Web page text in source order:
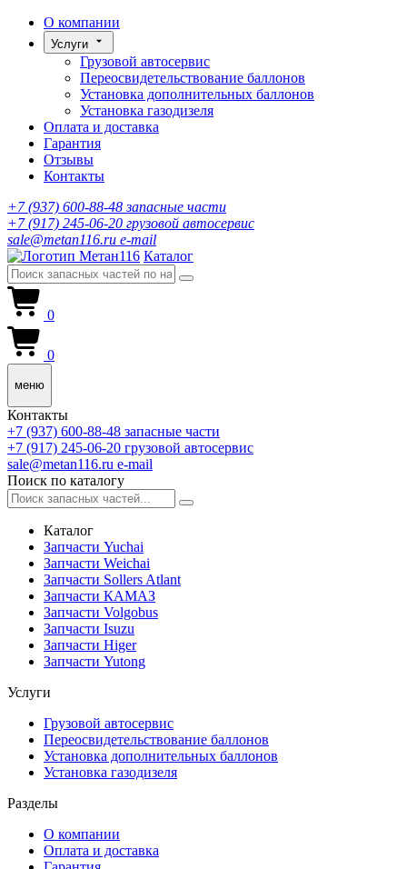
О компании
Услуги
Грузовой автосервис
Переосвидетельствование баллонов
Установка дополнительных баллонов
Установка газодизеля
Оплата и доставка
Гарантия
Отзывы
Контакты
+7 (937) 600-88-48запасные части
+7 (917) 245-06-20 грузовой автосервис
sale@metan116.ru e-mail
Каталог
0
0
меню
Контакты
+7 (937) 600-88-48 запасные части
+7 (917) 245-06-20 грузовой автосервис
sale@metan116.ru e-mail
Поиск по каталогу
Каталог
Запчасти Yuchai
Запчасти Weichai
Запчасти Sollers Atlant
Запчасти КАМАЗ
Запчасти Volgobus
Запчасти Isuzu
Запчасти Higer
Запчасти Yutong
Услуги
Грузовой автосервис
Переосвидетельствование баллонов
Установка дополнительных баллонов
Установка газодизеля
Разделы
О компании
Оплата и доставка